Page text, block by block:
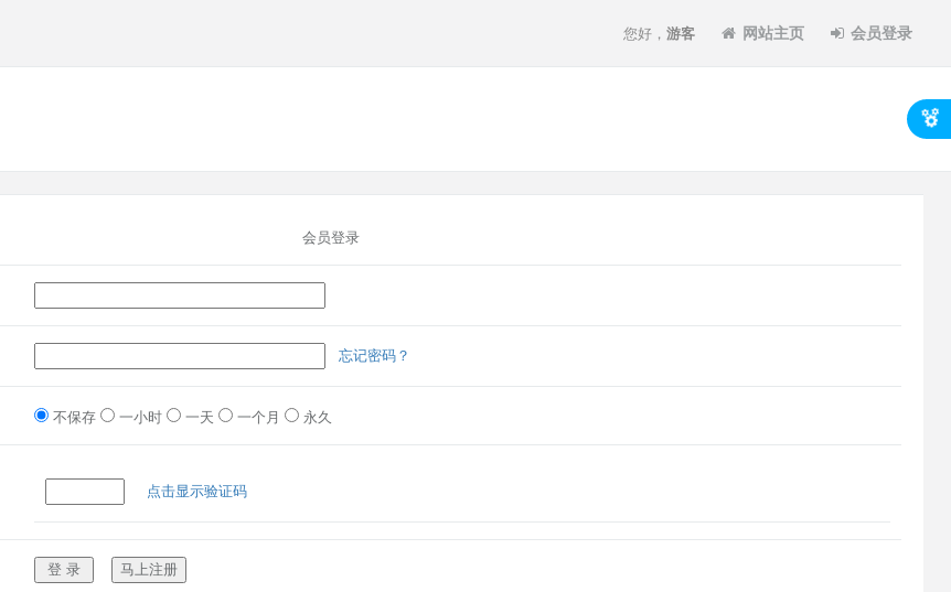
您好， 游客 网站主页 会员登录
会员登录
忘记密码？
不保存 一小时 一天 一个月 永久
点击显示验证码